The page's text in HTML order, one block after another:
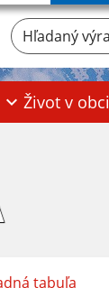
Hľadaný výraz...
Život v obci
tabuľa